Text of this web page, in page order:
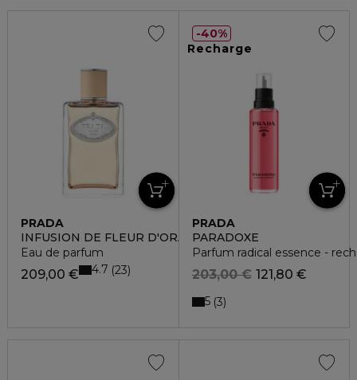
PRADA
INFUSION DE FLEUR D'ORANGER
Eau de parfum
209,00 € 4.7 23
Recharge
PRADA
PARADOXE
Parfum radical essence -
121,80 €
203,00 €
5 3
40%